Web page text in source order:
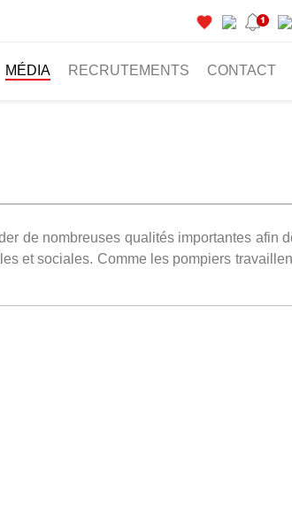
MÉDIA RECRUTEMENTS CONTACT
de nombreuses qualités importantes afin
et sociales. Comme les pompiers